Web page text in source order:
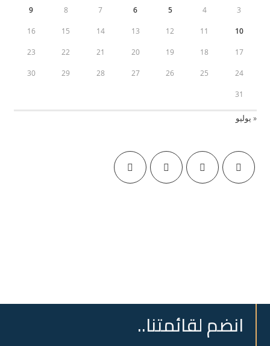
3
4
5
6
7
8
9
10
11
12
13
14
15
16
17
18
19
20
21
22
23
24
25
26
27
28
29
30
31
« يوليو
انضم لقائمتنا..